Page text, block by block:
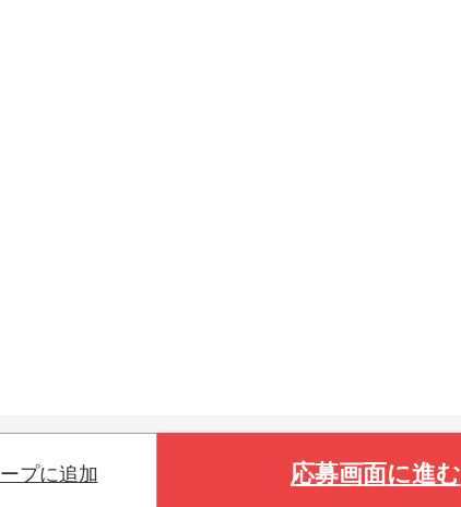
プに追加 応募画面に進む